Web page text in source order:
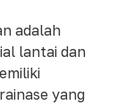
adalah
lantai dan
yang